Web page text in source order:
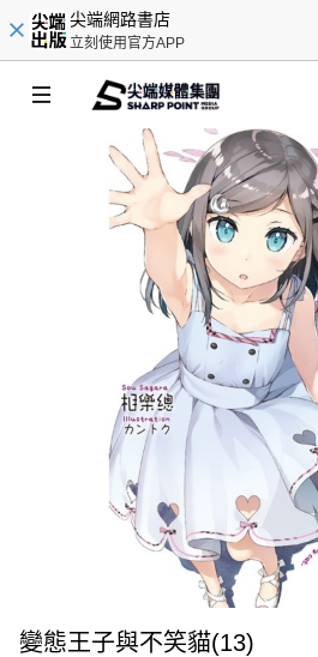
尖端網路書店
立刻使用官方APP
變態王子與不笑貓(13)